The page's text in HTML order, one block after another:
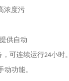
浓度污
供自动
，可连续运行24小时。
动功能。